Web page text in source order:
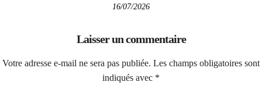
16/07/2026
Laisser un commentaire
Votre adresse e-mail ne sera pas publiée. Les champs obligatoires sont
indiqués avec *